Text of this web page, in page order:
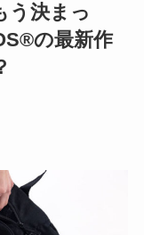
う決まっ
の最新作